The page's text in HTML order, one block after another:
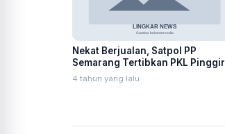
Nekat Berjualan, Satpol PP
Semarang Tertibkan PKL Pinggir
Jalan Simongan
4 tahun yang lalu